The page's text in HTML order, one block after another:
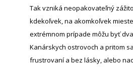
Tak vzniká neopakovateľný
kdekoľvek, na akomkoľvek
extrémnom prípade môžu byť
Kanárskych ostrovoch a pritom
frustrovaní a bez lásky, alebo